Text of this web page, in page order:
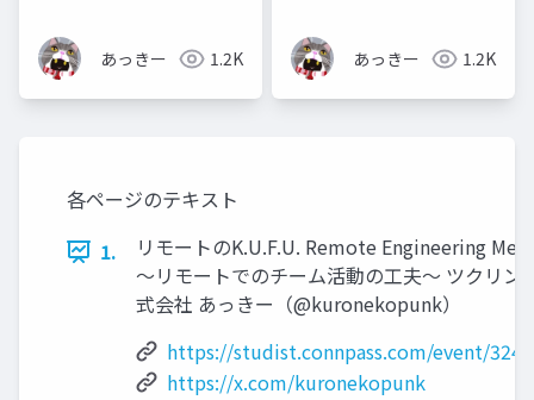
あっきー 1.2K あっきー 1.2K
各ページのテキスト
1.
リモートのK.U.F.U. Remote Engineering
〜リモートでのチーム活動の⼯夫〜 ツクリン
式会社 あっきー（@kuronekopunk）
https://studist.connpass.com/event/
https://x.com/kuronekopunk